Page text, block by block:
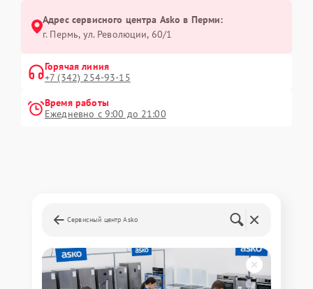
Адрес сервисного центра Asko в Перми:
г. Пермь, ул. ​Революции, 60/1
Горячая линия
+7 (342) 254-93-15
Время работы
Ежедневно с 9:00 до 21:00
Сервисный центр Asko